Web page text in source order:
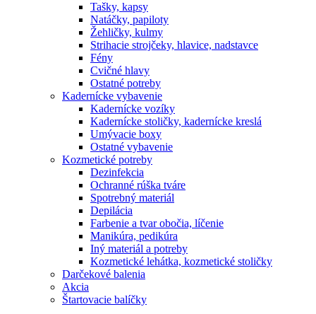
Tašky, kapsy
Natáčky, papiloty
Žehličky, kulmy
Strihacie strojčeky, hlavice, nadstavce
Fény
Cvičné hlavy
Ostatné potreby
Kadernícke vybavenie
Kadernícke vozíky
Kadernícke stoličky, kadernícke kreslá
Umývacie boxy
Ostatné vybavenie
Kozmetické potreby
Dezinfekcia
Ochranné rúška tváre
Spotrebný materiál
Depilácia
Farbenie a tvar obočia, líčenie
Manikúra, pedikúra
Iný materiál a potreby
Kozmetické lehátka, kozmetické stoličky
Darčekové balenia
Akcia
Štartovacie balíčky